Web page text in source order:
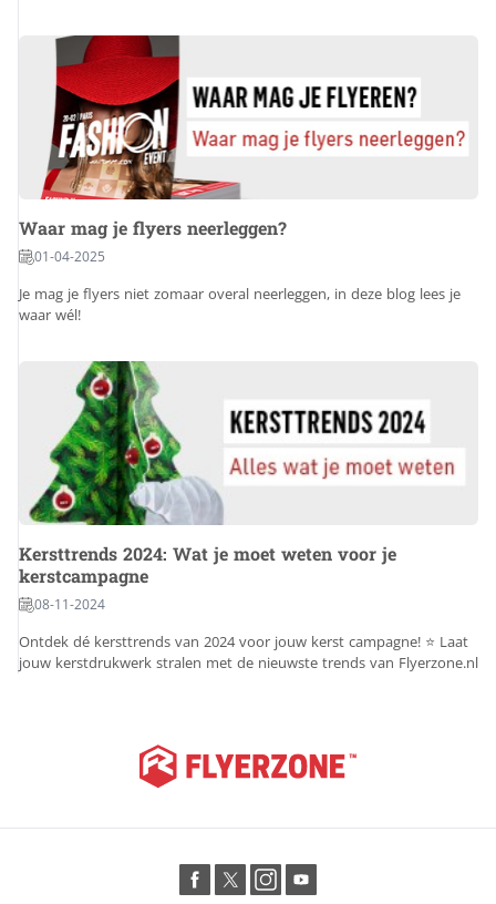
Waar mag je flyers neerleggen?
01-04-2025
Je mag je flyers niet zomaar overal neerleggen, in deze blog lees je
waar wél!
Kersttrends 2024: Wat je moet weten voor je
kerstcampagne
08-11-2024
Ontdek dé kersttrends van 2024 voor jouw kerst campagne! ⭐ Laat
jouw kerstdrukwerk stralen met de nieuwste trends van Flyerzone.nl